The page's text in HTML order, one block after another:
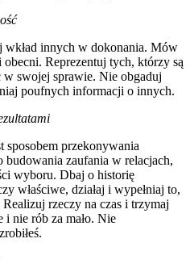
innych w dokonania. Mów
Reprezentuj tych, którzy są
swojej sprawie. Nie obgaduj
poufnych informacji o innych.
sposobem przekonywania
budowania zaufania w relacjach,
wyboru. Dbaj o historię
właściwe, działaj i wypełniaj to,
Realizuj rzeczy na czas i trzymaj
i nie rób za mało. Nie